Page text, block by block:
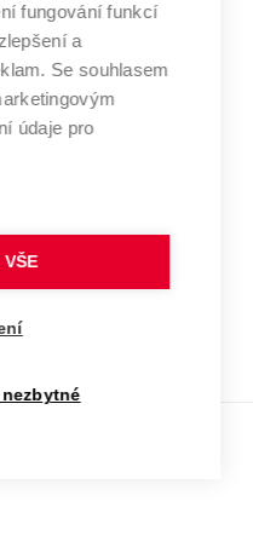
technické
fungování funkcí
a
Se souhlasem
údaje pro
VŠE